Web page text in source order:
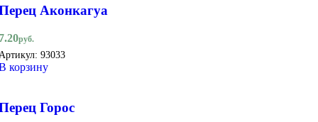
Аконкагуа
руб.
93033
корзину
Горос